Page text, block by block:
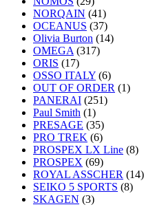
NORQAIN (41)
OCEANUS (37)
Olivia Burton (14)
OMEGA (317)
ORIS (17)
OSSO ITALY (6)
OUT OF ORDER (1)
PANERAI (251)
Paul Smith (1)
PRESAGE (35)
PRO TREK (6)
PROSPEX LX Line (8)
PROSPEX (69)
ROYAL ASSCHER (14)
SEIKO 5 SPORTS (8)
SKAGEN (3)